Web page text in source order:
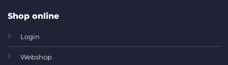
Shop online
Login
Webshop